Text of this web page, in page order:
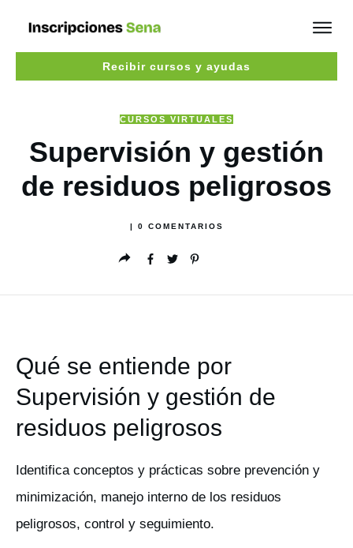
Recibir cursos y ayudas
CURSOS VIRTUALES
Supervisión y gestión
de residuos peligrosos
0 COMENTARIOS
Qué se entiende por
Supervisión y gestión de
residuos peligrosos
Identifica conceptos y prácticas sobre prevención y
minimización, manejo interno de los residuos
peligrosos, control y seguimiento.